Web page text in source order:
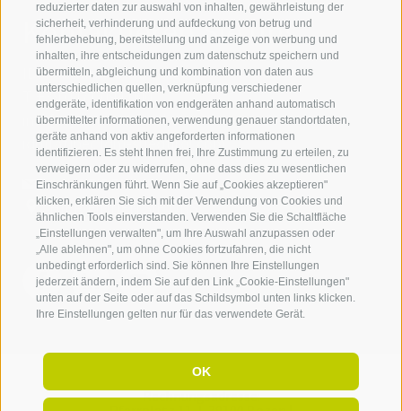
reduzierter daten zur auswahl von inhalten, gewährleistung der
sicherheit, verhinderung und aufdeckung von betrug und
fehlerbehebung, bereitstellung und anzeige von werbung und
inhalten, ihre entscheidungen zum datenschutz speichern und
übermitteln, abgleichung und kombination von daten aus
unterschiedlichen quellen, verknüpfung verschiedener
endgeräte, identifikation von endgeräten anhand automatisch
übermittelter informationen, verwendung genauer standortdaten,
geräte anhand von aktiv angeforderten informationen
identifizieren. Es steht Ihnen frei, Ihre Zustimmung zu erteilen, zu
verweigern oder zu widerrufen, ohne dass dies zu wesentlichen
Einschränkungen führt. Wenn Sie auf „Cookies akzeptieren"
klicken, erklären Sie sich mit der Verwendung von Cookies und
ähnlichen Tools einverstanden. Verwenden Sie die Schaltfläche
„Einstellungen verwalten", um Ihre Auswahl anzupassen oder
„Alle ablehnen", um ohne Cookies fortzufahren, die nicht
unbedingt erforderlich sind. Sie können Ihre Einstellungen
jederzeit ändern, indem Sie auf den Link „Cookie-Einstellungen"
unten auf der Seite oder auf das Schildsymbol unten links klicken.
Ihre Einstellungen gelten nur für das verwendete Gerät.
OK
Kontaktieren Sie uns
IDM Südtirol - Alto Adige
+39 0471 094 000
info[at]idm-suedtirol.com
idm[at]pec.idm-suedtirol.com
SCHREIBEN SIE UNS!
HIER FINDEN SIE UNS
Rechnungsadresse: